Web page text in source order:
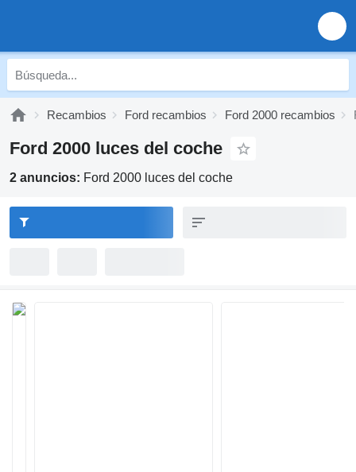
Recambios Ford recambios Ford 2000 recambios
Ford 2000 luces del coche
2 anuncios: Ford 2000 luces del coche